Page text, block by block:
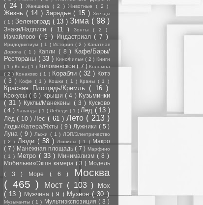
( 24 )
Женщина ( 2 )Животные( 2 )
Жизнь ( 14 ) Зарядье( 15 ) Звезды
( 1 ) Зеленоград ( 13 ) Зима ( 98 )
Знаки/Надписи ( 11 ) Зонты ( 2 )
Измайлово ( 5 ) Индастриал( 7 )
Иридодиктиум ( 1 ) История ( 2 ) Канатная
Дорога ( 1 ) Капли ( 8 )
Кафе/Бары/
Рестораны ( 33 ) КиноФильм( 2 ) Книги
( 1 ) Козы ( 1 ) Коломенское( 7 )Коломна
( 2 ) Конаково( 1 ) Корабли ( 32 ) Котэ
( 3 ) Кофе ( 1 ) Кошки( 1 ) Краны ( 1 )
Красная Площадь/Кремль( 16 )
Крокусы( 6 ) Крыши ( 4 ) Кузьминки
( 31 ) Куклы/Манекены ( 3 ) Кусково
( 4 ) Лаванда ( 1 ) Лебеди ( 1 ) Лед ( 13 )
Лёд( 10 ) Лес( 61 ) Лето ( 213 )
Лодки/Катера/Яхты ( 9 ) Лужники ( 5 )
Луна ( 9 ) Лыжи ( 1 ) ЛЭП/Электричество
( 2 )
Люди ( 58 ) Люпины( 1 ) Макро
( 7 ) Манежная площадь( 7 ) Марфино
( 1 )
Метро ( 33 ) Минимализм( 8 )
Мобильник/Экшн камера ( 3 ) Модель
( 3 ) Море ( 6 ) Москва
( 465 )
Мост ( 103 )
Мох
( 13 ) Мужчина( 9 ) Музеон( 30 )
Музыканты( 1 ) Мультиэкспозиция ( 3 )